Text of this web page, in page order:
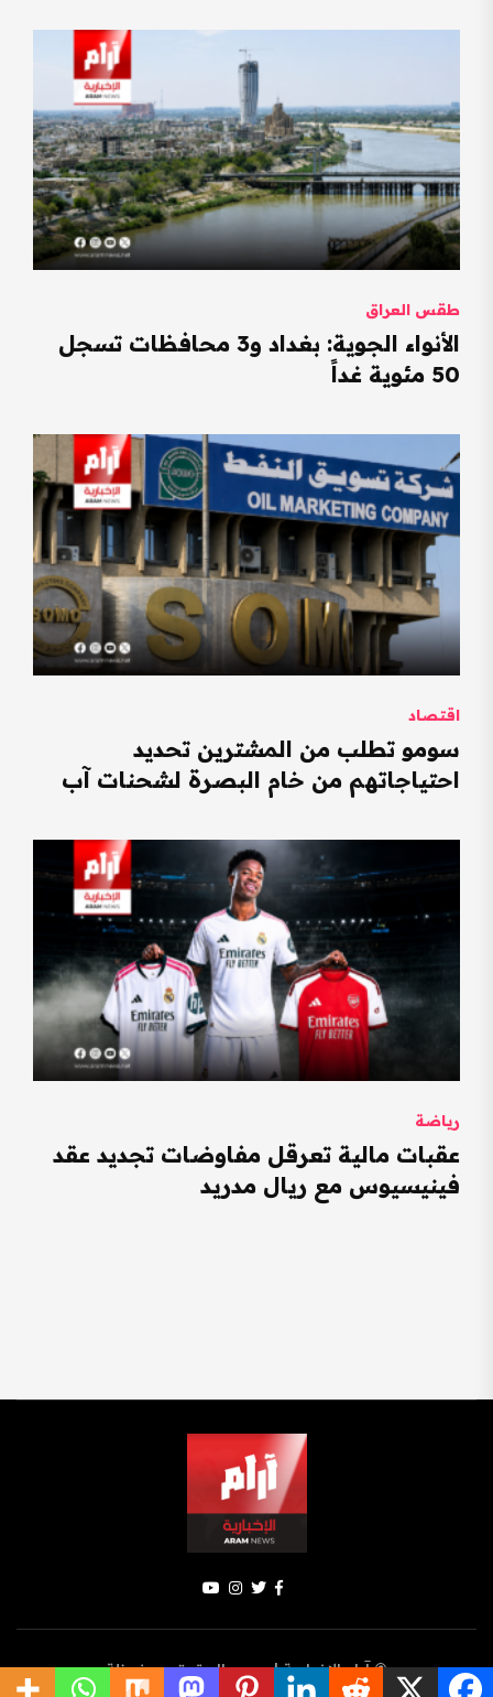
طقس العراق
الأنواء الجوية: بغداد و3 محافظات تسجل
50 مئوية غداً
اقتصاد
سومو تطلب من المشترين تحديد
احتياجاتهم من خام البصرة لشحنات آب
رياضة
عقبات مالية تعرقل مفاوضات تجديد عقد
فينيسيوس مع ريال مدريد
© آرام الإخبارية | جميع الحقوق محفوظة